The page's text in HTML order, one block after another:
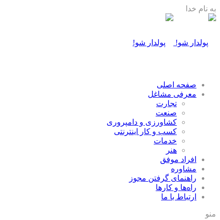
به نام خدا
صفحه اصلی
معرفی مشاغل
تجارت
صنعت
كشاورزی و دامپروری
كسب و كار اينترنتی
خدمات
هنر
افراد موفق
مشاوره
راهنمای گرفتن مجوز
راه‌ها و كارها
ارتباط با ما
منو